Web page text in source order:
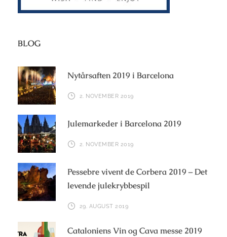
BLOG
Nytårsaften 2019 i Barcelona
2. NOVEMBER 2019
Julemarkeder i Barcelona 2019
2. NOVEMBER 2019
Pessebre vivent de Corbera 2019 – Det
levende julekrybbespil
29. AUGUST 2019
Cataloniens Vin og Cava messe 2019